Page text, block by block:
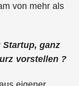
von mehr als
ganz
vorstellen ?